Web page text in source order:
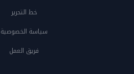
خط التحرير
سياسة الخصوصية
فريق العمل